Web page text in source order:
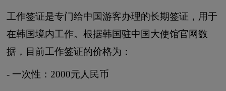
工作签证是专门给中国游客办理的长期签证，用于
在韩国境内工作。根据韩国驻中国大使馆官网数
据，目前工作签证的价格为：
- 一次性：2000元人民币